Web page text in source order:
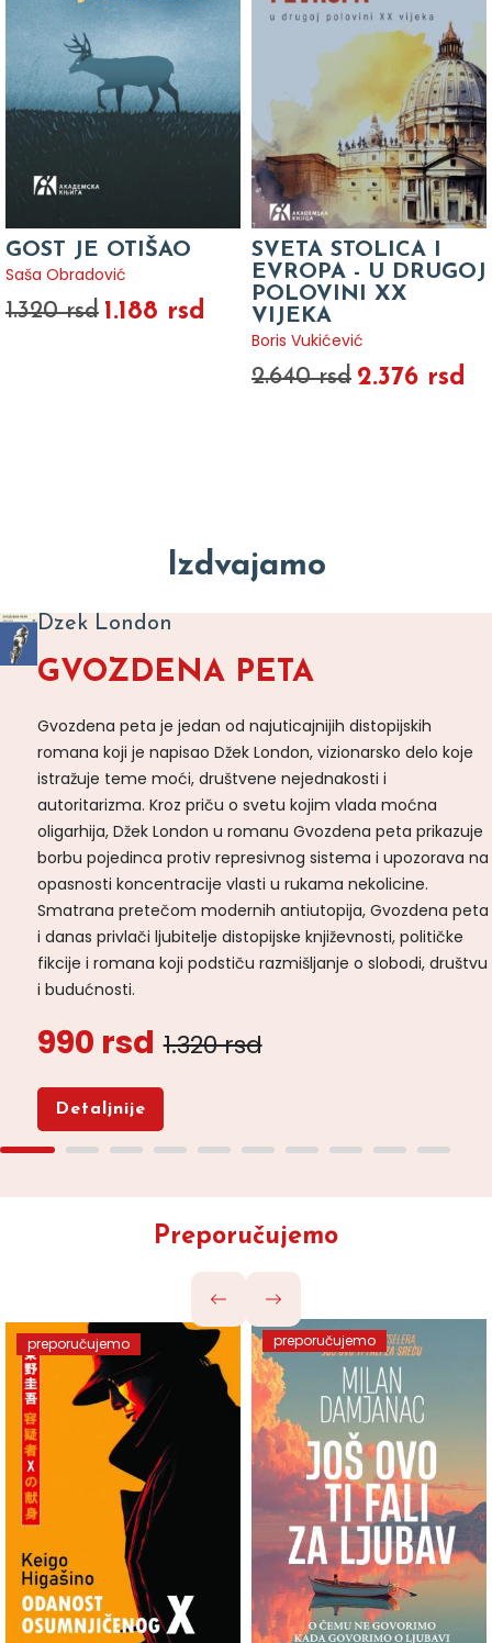
GOST JE OTIŠAO
Saša Obradović
1.320 rsd 1.188 rsd
SVETA STOLICA I
EVROPA - U DRUGOJ
POLOVINI XX
VIJEKA
Boris Vukićević
2.640 rsd 2.376 rsd
Izdvajamo
Dzek London
GVOZDENA PETA
Gvozdena peta je jedan od najuticajnijih distopijskih
romana koji je napisao Džek London, vizionarsko delo koje
istražuje teme moći, društvene nejednakosti i
autoritarizma. Kroz priču o svetu kojim vlada moćna
oligarhija, Džek London u romanu Gvozdena peta prikazuje
borbu pojedinca protiv represivnog sistema i upozorava na
opasnosti koncentracije vlasti u rukama nekolicine.
Smatrana pretečom modernih antiutopija, Gvozdena peta
i danas privlači ljubitelje distopijske književnosti, političke
fikcije i romana koji podstiču razmišljanje o slobodi, društvu
i budućnosti.
990 rsd 1.320 rsd
Detaljnije
Preporučujemo
preporučujemo preporučujemo